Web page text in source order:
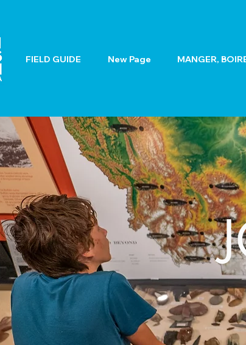
FIELD GUIDE New Page MANGER,